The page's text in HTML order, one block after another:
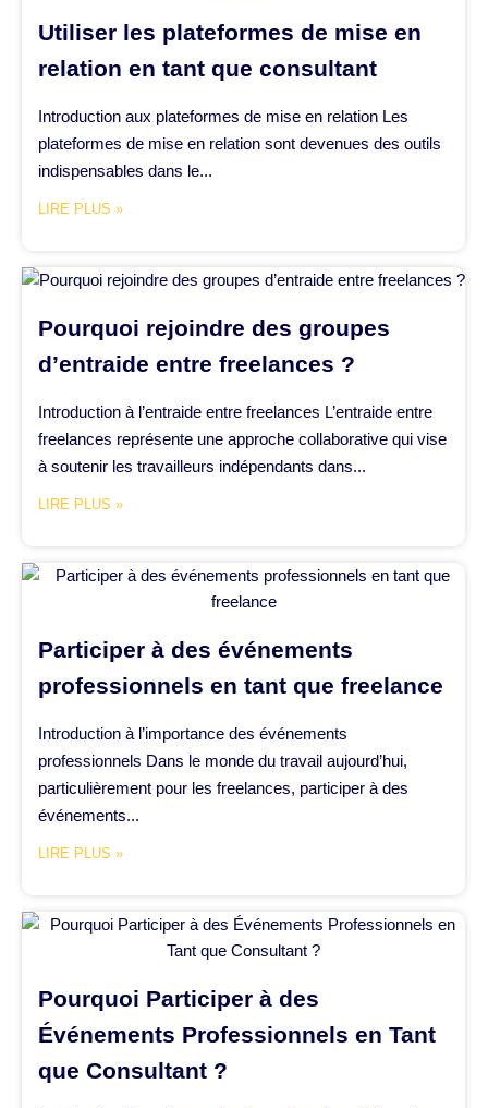
Utiliser les plateformes de mise en
relation en tant que consultant
Introduction aux plateformes de mise en relation Les
plateformes de mise en relation sont devenues des outils
indispensables dans le...
LIRE PLUS »
Pourquoi rejoindre des groupes
d’entraide entre freelances ?
Introduction à l’entraide entre freelances L’entraide entre
freelances représente une approche collaborative qui vise
à soutenir les travailleurs indépendants dans...
LIRE PLUS »
Participer à des événements
professionnels en tant que freelance
Introduction à l’importance des événements
professionnels Dans le monde du travail aujourd’hui,
particulièrement pour les freelances, participer à des
événements...
LIRE PLUS »
Pourquoi Participer à des
Événements Professionnels en Tant
que Consultant ?